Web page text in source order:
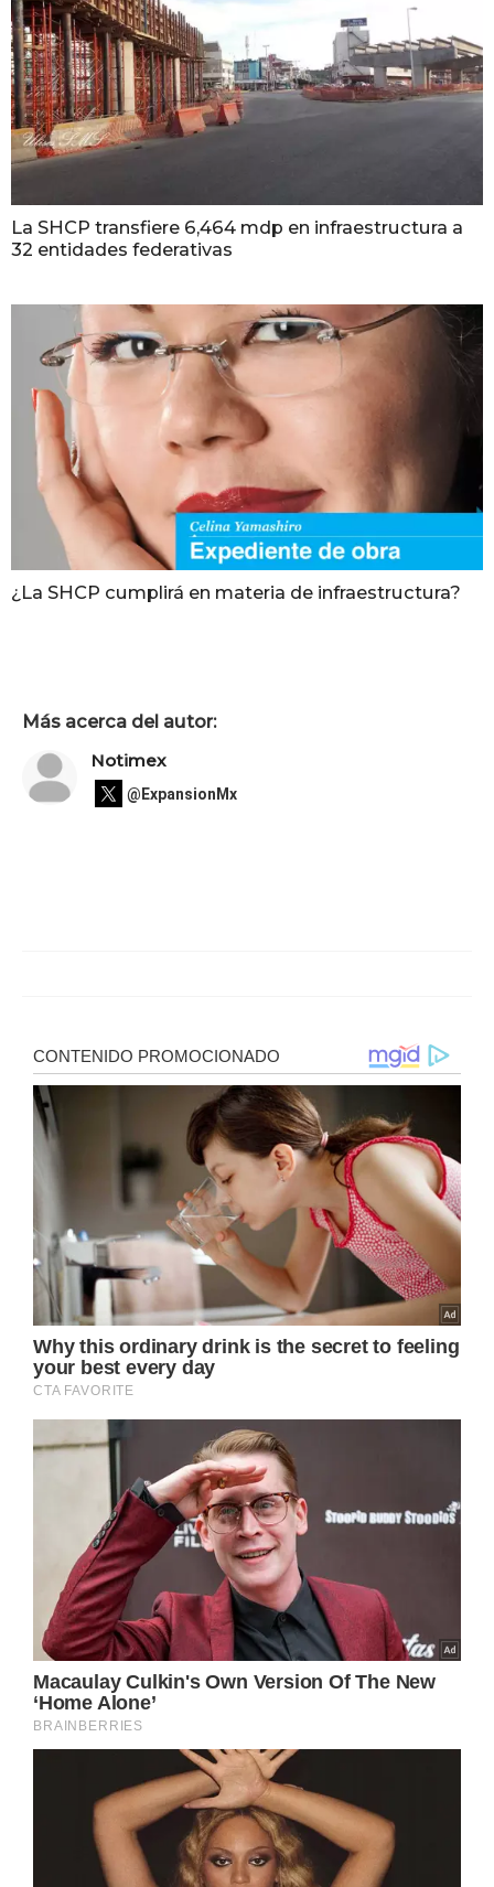
La SHCP transfiere 6,464 mdp en infraestructura a
32 entidades federativas
¿La SHCP cumplirá en materia de infraestructura?
Más acerca del autor:
Notimex
@ExpansionMx